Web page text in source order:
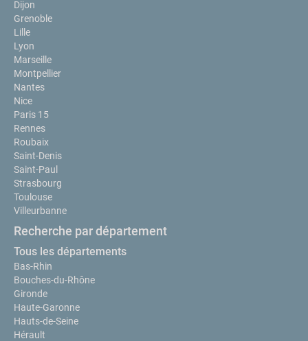
Dijon
Grenoble
Lille
Lyon
Marseille
Montpellier
Nantes
Nice
Paris 15
Rennes
Roubaix
Saint-Denis
Saint-Paul
Strasbourg
Toulouse
Villeurbanne
Recherche par département
Tous les départements
Bas-Rhin
Bouches-du-Rhône
Gironde
Haute-Garonne
Hauts-de-Seine
Hérault